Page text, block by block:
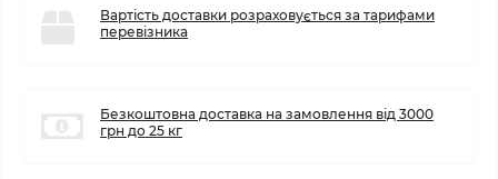
Вартість доставки розраховується за тарифами
перевізника
Безкоштовна доставка на замовлення від 3000
грн до 25 кг